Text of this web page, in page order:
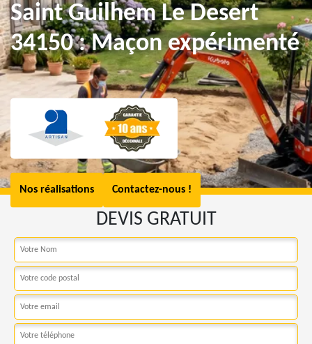
Saint Guilhem Le Desert
34150 : Maçon expérimenté
Nos réalisations Contactez-nous !
DEVIS GRATUIT